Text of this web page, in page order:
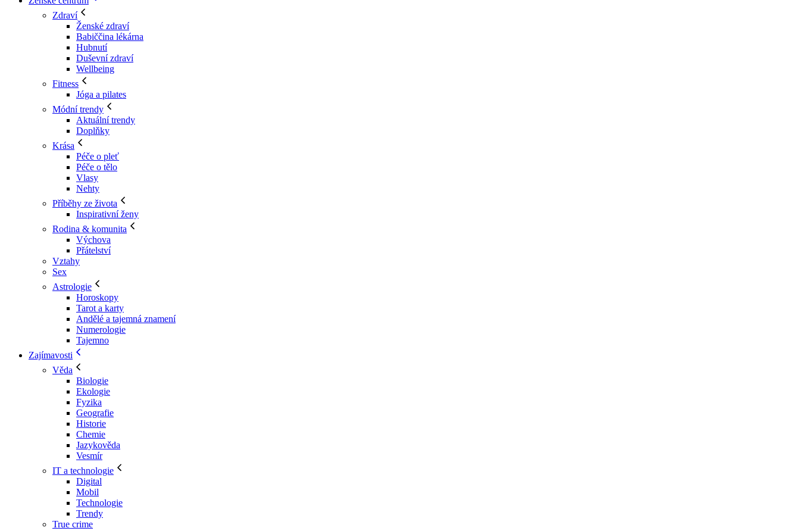
Zdraví
Ženské zdraví
Babiččina lékárna
Hubnutí
Duševní zdraví
Wellbeing
Fitness
Jóga a pilates
Módní trendy
Aktuální trendy
Doplňky
Krása
Péče o pleť
Péče o tělo
Vlasy
Nehty
Příběhy ze života
Inspirativní ženy
Rodina & komunita
Výchova
Přátelství
Vztahy
Sex
Astrologie
Horoskopy
Tarot a karty
Andělé a tajemná znamení
Numerologie
Tajemno
Zajímavosti
Věda
Biologie
Ekologie
Fyzika
Geografie
Historie
Chemie
Jazykověda
Vesmír
IT a technologie
Digital
Mobil
Technologie
Trendy
True crime